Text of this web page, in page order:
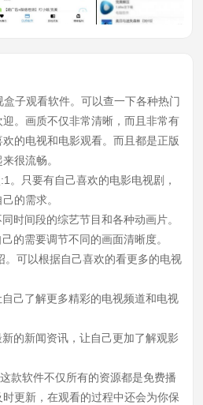
子观看软件。可以查一下各种热门
。画质不仅非常清晰，而且非常有
的电视和电影观看。而且都是正版
很流畅。
。只要有自己喜欢的电影电视剧，
的需求。
时间段的综艺节目和各种动画片。
的需要调节不同的画面清晰度。
。可以根据自己喜欢的看更多的电视
己了解更多精彩的电视频道和电视
的新闻资讯，让自己更加了解观影
款软件不仅所有的资源都是免费播
更新，在观看的过程中还会为你保